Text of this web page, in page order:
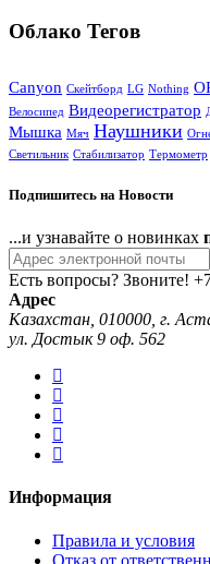
Облако Тегов
Canyon Cкейтборд LG Nothing
Велосипед Видеорегистратор
Мышка Мяч Наушники
Светильник Стабилизатор Термометр
Подпишитесь на Новости
...и узнавайте о новинках
Есть вопросы? Звоните!
Адрес
Казахстан, 010000, г.
ул. Достык 9 оф. 562
Информация
Правила и условия
Отказ от